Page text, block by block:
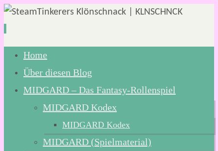
Zum
Inhalt
springen
Home
Über diesen Blog
MIDGARD – Das Fantasy-Rollenspiel
MIDGARD Kodex
MIDGARD Kodex
MIDGARD (Spielmaterial)